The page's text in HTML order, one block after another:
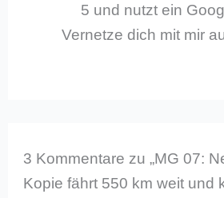
5 und nutzt ein
Vernetze dich mit mir
3 Kommentare zu „MG 07:
Kopie fährt 550 km weit und